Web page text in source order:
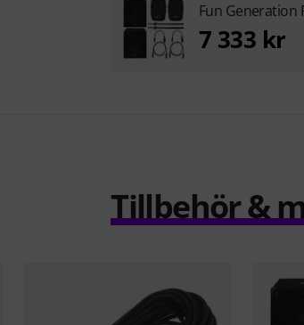
Fun Generation
7 333 kr
Tillbehör &